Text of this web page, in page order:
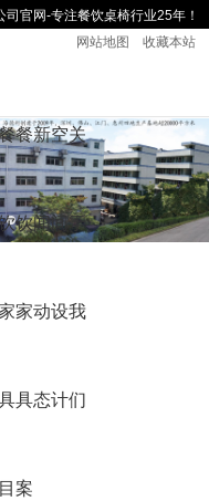
官网-专注餐饮桌椅行业25年！
收藏本站
网站地图
目
餐
饮
家
具
案
新
闻
动
态
空
间
设
计
关
于
我
们